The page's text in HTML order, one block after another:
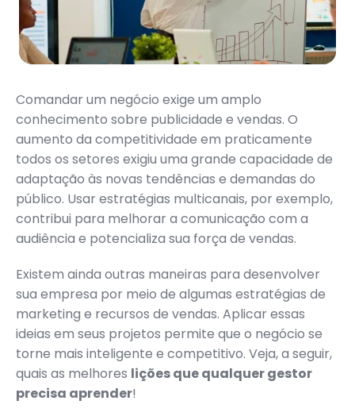
Comandar um negócio exige um amplo
conhecimento sobre publicidade e vendas. O
aumento da competitividade em praticamente
todos os setores exigiu uma grande capacidade de
adaptação às novas tendências e demandas do
público. Usar estratégias multicanais, por exemplo,
contribui para melhorar a comunicação com a
audiência e potencializa sua força de vendas.
Existem ainda outras maneiras para desenvolver
sua empresa por meio de algumas estratégias de
marketing e recursos de vendas. Aplicar essas
ideias em seus projetos permite que o negócio se
torne mais inteligente e competitivo. Veja, a seguir,
quais as melhores lições que qualquer gestor
precisa aprender!